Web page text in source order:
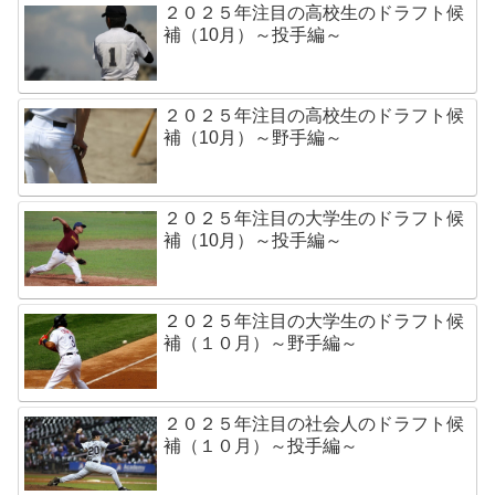
２０２５年注目の高校生のドラフト候
補（10月）～投手編～
２０２５年注目の高校生のドラフト候
補（10月）～野手編～
２０２５年注目の大学生のドラフト候
補（10月）～投手編～
２０２５年注目の大学生のドラフト候
補（１０月）～野手編～
２０２５年注目の社会人のドラフト候
補（１０月）～投手編～